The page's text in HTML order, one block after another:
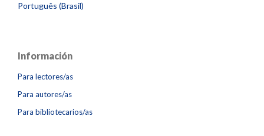
Português (Brasil)
Información
Para lectores/as
Para autores/as
Para bibliotecarios/as